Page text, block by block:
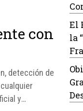
con
detección de
y
El
la